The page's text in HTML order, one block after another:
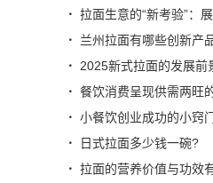
拉面生意的“新考验”：
兰州拉面有哪些创新产
2025新式拉面的发展前
餐饮消费呈现供需两旺
小餐饮创业成功的小窍
日式拉面多少钱一碗?
拉面的营养价值与功效